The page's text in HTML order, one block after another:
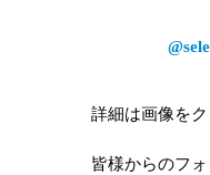
詳細は画像をク
皆様からのフ